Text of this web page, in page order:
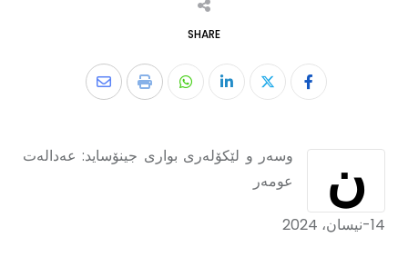
SHARE
ن
وسەر و لێکۆلەری بواری جینۆساید: عەدالەت
عومەر
14-نیسان، 2024